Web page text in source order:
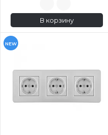
В корзину
NEW